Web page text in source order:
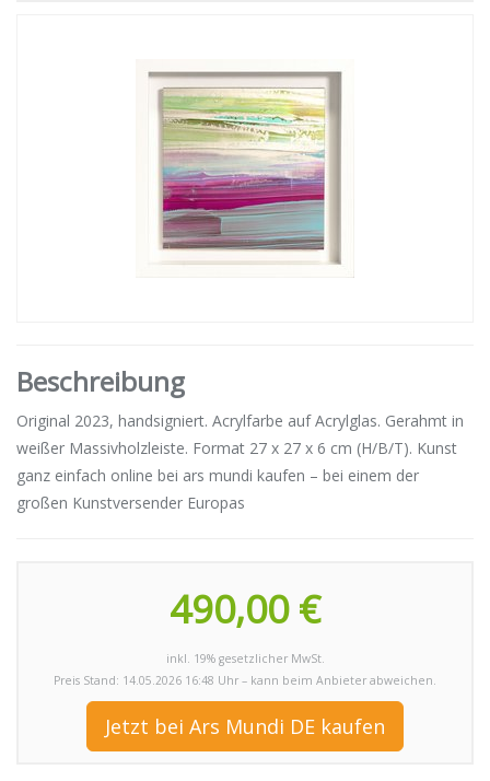
Beschreibung
Original 2023, handsigniert. Acrylfarbe auf Acrylglas. Gerahmt in
weißer Massivholzleiste. Format 27 x 27 x 6 cm (H/B/T). Kunst
ganz einfach online bei ars mundi kaufen – bei einem der
großen Kunstversender Europas
490,00 €
inkl. 19% gesetzlicher MwSt.
Preis Stand: 14.05.2026 16:48 Uhr – kann beim Anbieter abweichen.
Jetzt bei Ars Mundi DE kaufen